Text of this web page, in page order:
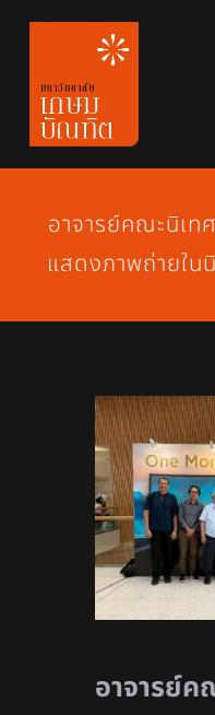
Skip
content
หลักสูตร
ข่าวสาร
เกี่ยวกับมหาวิทยา
สมัครเรียน
อาจารย์คณะนิเท
แสดงภาพถ่ายใน
อาจารย์ค